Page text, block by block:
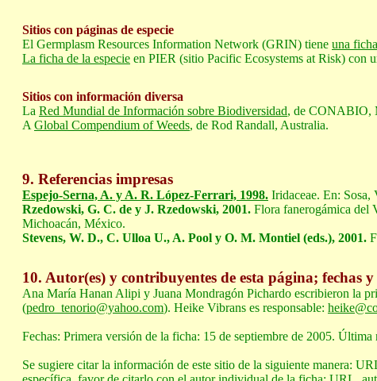
Sitios con páginas de especie
El Germplasm Resources Information Network (GRIN) tiene una
La ficha de la especie en PIER (sitio Pacific Ecosystems at Risk) con
Sitios con información diversa
La Red Mundial de Información sobre Biodiversidad, de CONABIO,
A Global Compendium of Weeds, de Rod Randall, Australia.
9. Referencias impresas
Espejo-Serna, A. y A. R. López-Ferrari, 1998. Iridaceae. En:
Rzedowski, G. C. de y J. Rzedowski, 2001. Flora fanerogámica del
Michoacán, México.
Stevens, W. D., C. Ulloa U., A. Pool y O. M. Montiel (eds.), 2001.
10. Autor(es) y contribuyentes de esta página; fechas
Ana María Hanan Alipi y Juana Mondragón Pichardo escribieron la
(pedro_tenorio@yahoo.com). Heike Vibrans es responsable:
Fechas: Primera versión de la ficha: 15 de septiembre de 2005.
Se sugiere citar la información de este sitio de la siguiente manera: